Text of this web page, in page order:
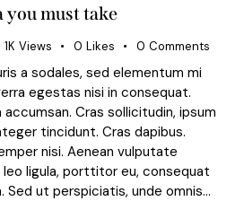
you must take
1K Views 0 Likes 0 Comments
a sodales, sed elementum mi
egestas nisi in consequat.
Cras sollicitudin, ipsum
tincidunt. Cras dapibus.
nisi. Aenean vulputate
ligula, porttitor eu, consequat
Sed ut perspiciatis, unde omnis…